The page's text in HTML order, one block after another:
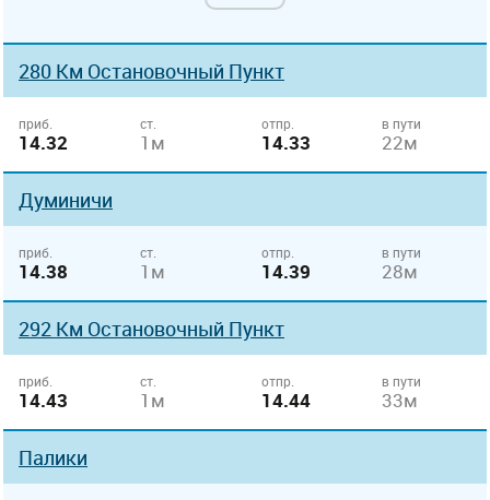
280 Км Остановочный Пункт
приб.
14.32
ст.
1м
отпр.
14.33
в пути
22м
Думиничи
приб.
14.38
ст.
1м
отпр.
14.39
в пути
28м
292 Км Остановочный Пункт
приб.
14.43
ст.
1м
отпр.
14.44
в пути
33м
Палики